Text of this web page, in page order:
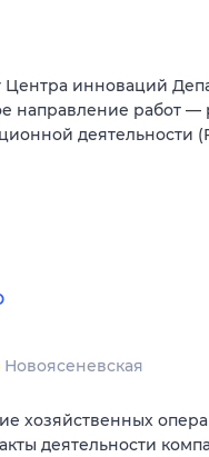
инноваций
направление работ
деятельности
Новоясеневская
хозяйственных
деятельности